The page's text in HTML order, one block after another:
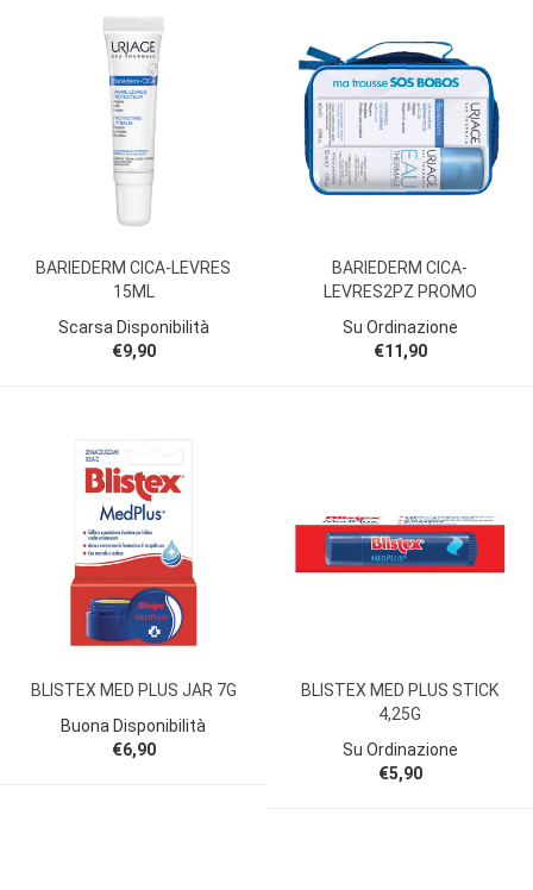
BARIEDERM CICA-LEVRES
15ML
Scarsa Disponibilità
€9,90
BARIEDERM CICA-
LEVRES2PZ PROMO
Su Ordinazione
€11,90
BLISTEX MED PLUS JAR 7G
Buona Disponibilità
€6,90
BLISTEX MED PLUS STICK
4,25G
Su Ordinazione
€5,90